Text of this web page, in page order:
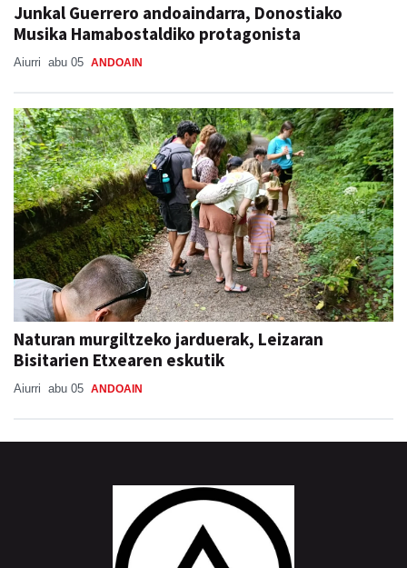
Junkal Guerrero andoaindarra, Donostiako
Musika Hamabostaldiko protagonista
Aiurri abu 05 ANDOAIN
Naturan murgiltzeko jarduerak, Leizaran
Bisitarien Etxearen eskutik
Aiurri abu 05 ANDOAIN